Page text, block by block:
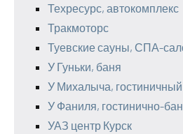
Техресурс, автокомплекс
Тракмоторс
Туевские сауны, СПА-
У Гуньки, баня
У Михалыча,
У Фаниля, гостинично-
УАЗ центр Курск